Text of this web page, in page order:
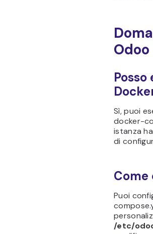
Sì, puoi
docker-
istanza
di
Come
Puoi
/etc/